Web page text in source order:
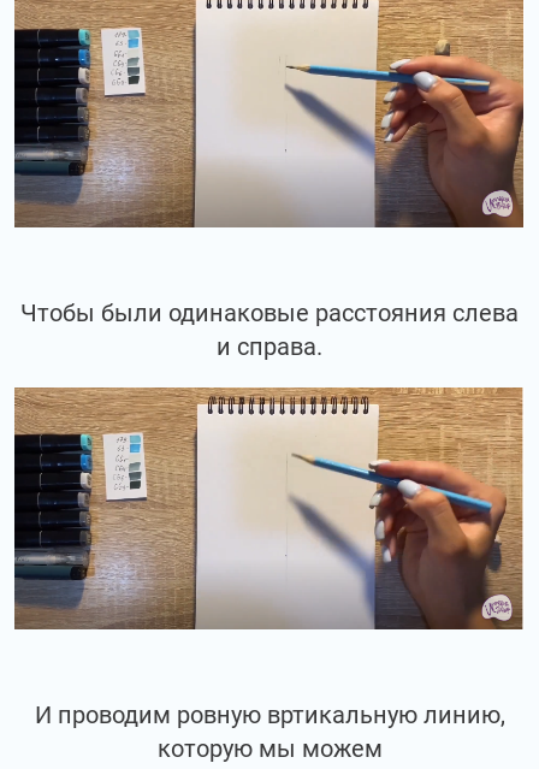
Чтобы были одинаковые расстояния слева
и справа.
И проводим ровную вртикальную линию,
которую мы можем